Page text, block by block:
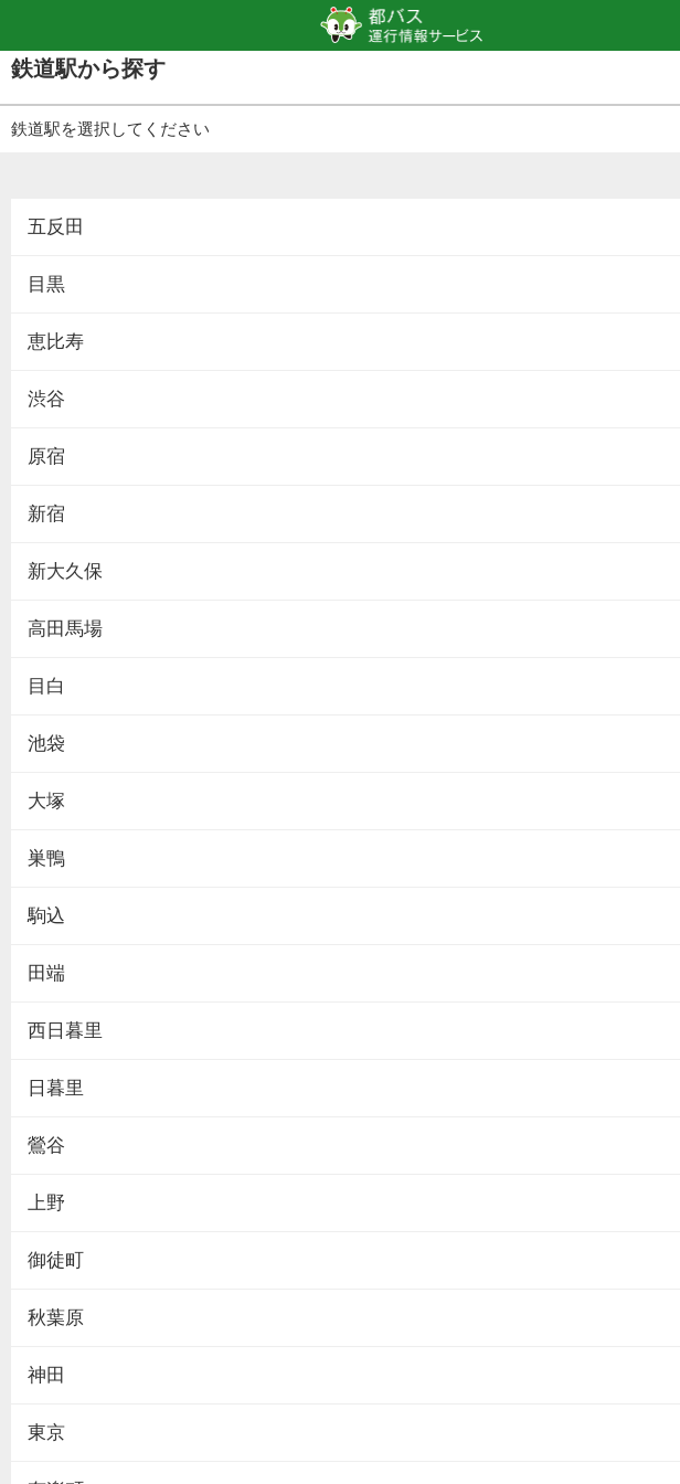
鉄道駅から探す
鉄道駅を選択してください
五反田
目黒
恵比寿
渋谷
原宿
新宿
新大久保
高田馬場
目白
池袋
大塚
巣鴨
駒込
田端
西日暮里
日暮里
鶯谷
上野
御徒町
秋葉原
神田
東京